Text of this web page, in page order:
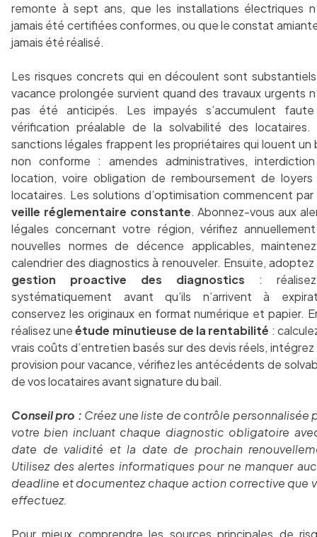
remonte à sept ans, que les installations électriques
jamais été certifiées conformes, ou que le constat amiante
jamais été réalisé.
Les risques concrets qui en découlent sont
vacance prolongée survient quand des travaux urgents
pas été anticipés. Les impayés s’accumulent
vérification préalable de la solvabilité des locataires.
sanctions légales frappent les propriétaires qui louent un
non conforme : amendes administratives,
location, voire obligation de remboursement de loyers
locataires. Les solutions d’optimisation commencent par
veille réglementaire constante. Abonnez-vous aux
légales concernant votre région, vérifiez
nouvelles normes de décence applicables,
calendrier des diagnostics à renouveler. Ensuite, adoptez
gestion proactive des diagnostics :
systématiquement avant qu’ils n’arrivent à
conservez les originaux en format numérique et papier.
réalisez uneétude minutieuse de la rentabilité :
vrais coûts d’entretien basés sur des devis réels, intégrez
provision pour vacance, vérifiez les antécédents de
de vos locataires avant signature du bail.
Conseil pro : Créez une liste de contrôle personnalisée
votre bien incluant chaque diagnostic obligatoire
date de validité et la date de prochain
Utilisez des alertes informatiques pour ne manquer
deadline et documentez chaque action corrective que
effectuez.
Pour mieux comprendre les sources principales de